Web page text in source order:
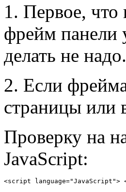
1. Первое,
фрейм панели
делать не надо.
2. Если
страницы или
Проверку на
JavaScript:
<script